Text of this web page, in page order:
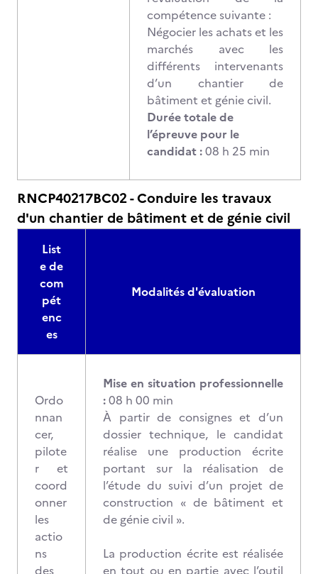
compétence suivante :
Négocier les achats et les
marchés avec les
différents intervenants
d’un chantier de
bâtiment et génie civil.
Durée totale de
l’épreuve pour le
candidat :08 h 25 min
RNCP40217BC02 - Conduire les travaux
d'un chantier de bâtiment et de génie civil
List
e de
com
pét
enc
es
Modalités d'évaluation
Ordo
nnan
cer,
pilote
r et
coord
onner
les
actio
ns
des
Mise en situation professionnelle
:08 h 00 min
À partir de consignes et d’un
dossier technique, le candidat
réalise une production écrite
portant sur la réalisation de
l’étude du suivi d’un projet de
construction « de bâtiment et
de génie civil ».
La production écrite est réalisée
en tout ou en partie avec l’outil